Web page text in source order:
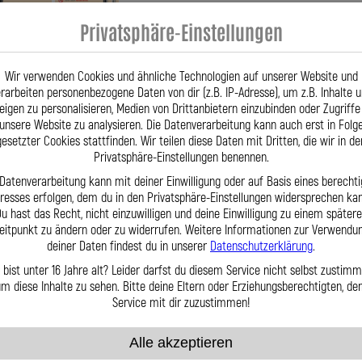
und feste Stahlrohre an Ihrem %%Marke%%.
dann Benzin aus, dann kann es zum Fahrzeugbrand kommen.
und Edelstahlanschlüssen, das macht die Fabian Spiegler Einspritzleitungen
Ihren Wünschen oder Muster.
16 Kat.
Privatsphäre-Einstellungen
Wir verwenden Cookies und ähnliche Technologien auf unserer Website und
personenbezogene Daten von dir (z.B. IP-Adresse), um z.B. Inhalte
zu personalisieren, Medien von Drittanbietern einzubinden oder
unsere Website zu analysieren. Die Datenverarbeitung kann auch erst in
Cookies stattfinden. Wir teilen diese Daten mit Dritten, die wir in
Privatsphäre-Einstellungen benennen.
kann mit deiner Einwilligung oder auf Basis eines
erfolgen, dem du in den Privatsphäre-Einstellungen widersprechen
hast das Recht, nicht einzuwilligen und deine Einwilligung zu einem
zu ändern oder zu widerrufen. Weitere Informationen zur
deiner Daten findest du in unserer Datenschutzerklärung.
bist unter 16 Jahre alt? Leider darfst du diesem Service nicht selbst
diese Inhalte zu sehen. Bitte deine Eltern oder Erziehungsberechtigten,
Service mit dir zuzustimmen!
Alle akzeptieren